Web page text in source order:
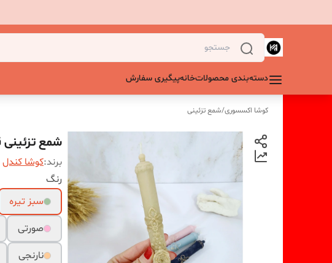
دسته‌بندی محصولاتخانهپیگیری سفارش
کوشا اکسسوری/شمع تزئینی
شمع تزئینی
برند:کوشا کندل
رنگ
سبز تیره
صورتی
نارنجی